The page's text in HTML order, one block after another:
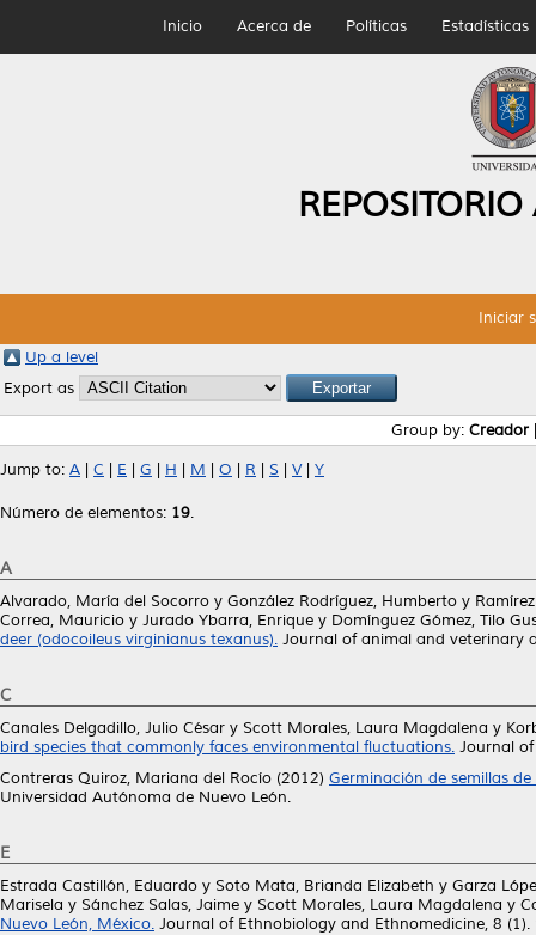
Inicio Acerca de Políticas Estadísticas
Iniciar
Up a level
Export as
Group by: Creador
Jump to: A C E G H M O R S V| Y
Número de elementos: 19.
A
Alvarado, María del Socorro y González Rodríguez, Humberto y
Correa, Mauricio y Jurado Ybarra, Enrique y Domínguez Gómez, Tilo
deer (odocoileus virginianus texanus). Journal of animal and veterinary
C
Canales Delgadillo, Julio César y Scott Morales, Laura Magdalena y
bird species that commonly faces environmental fluctuations. Journal
Contreras Quiroz, Mariana del Rocío (2012) Germinación de semillas
Universidad Autónoma de Nuevo León.
E
Estrada Castillón, Eduardo y Soto Mata, Brianda Elizabeth y Garza
Marisela y Sánchez Salas, Jaime y Scott Morales, Laura Magdalena y
Nuevo León, México. Journal of Ethnobiology and Ethnomedicine, 8